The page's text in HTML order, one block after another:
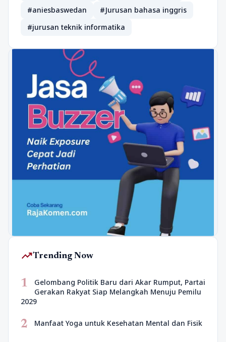
#aniesbaswedan
#Jurusan bahasa inggris
#jurusan teknik informatika
trending_upTrending Now
1
Gelombang Politik Baru dari Akar Rumput, Partai
Gerakan Rakyat Siap Melangkah Menuju Pemilu
2029
2 Manfaat Yoga untuk Kesehatan Mental dan Fisik